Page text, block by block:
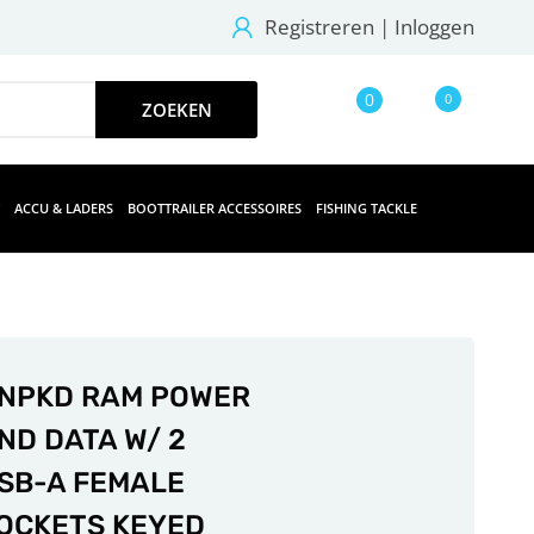
Registreren | Inloggen
0 0
ACCU & LADERS BOOTTRAILER ACCESSOIRES FISHING TACKLE
RAM POWER
DATA W/ 2
A FEMALE
KEYED